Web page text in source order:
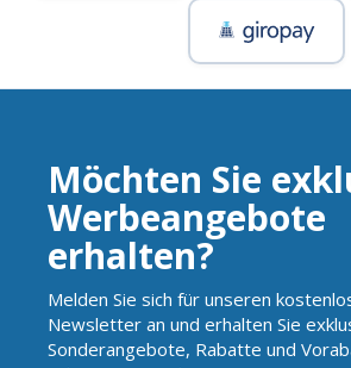
Möchten Sie
Werbeangebote
erhalten?
Melden Sie sich für unseren
Newsletter an und erhalten Sie
Sonderangebote, Rabatte und